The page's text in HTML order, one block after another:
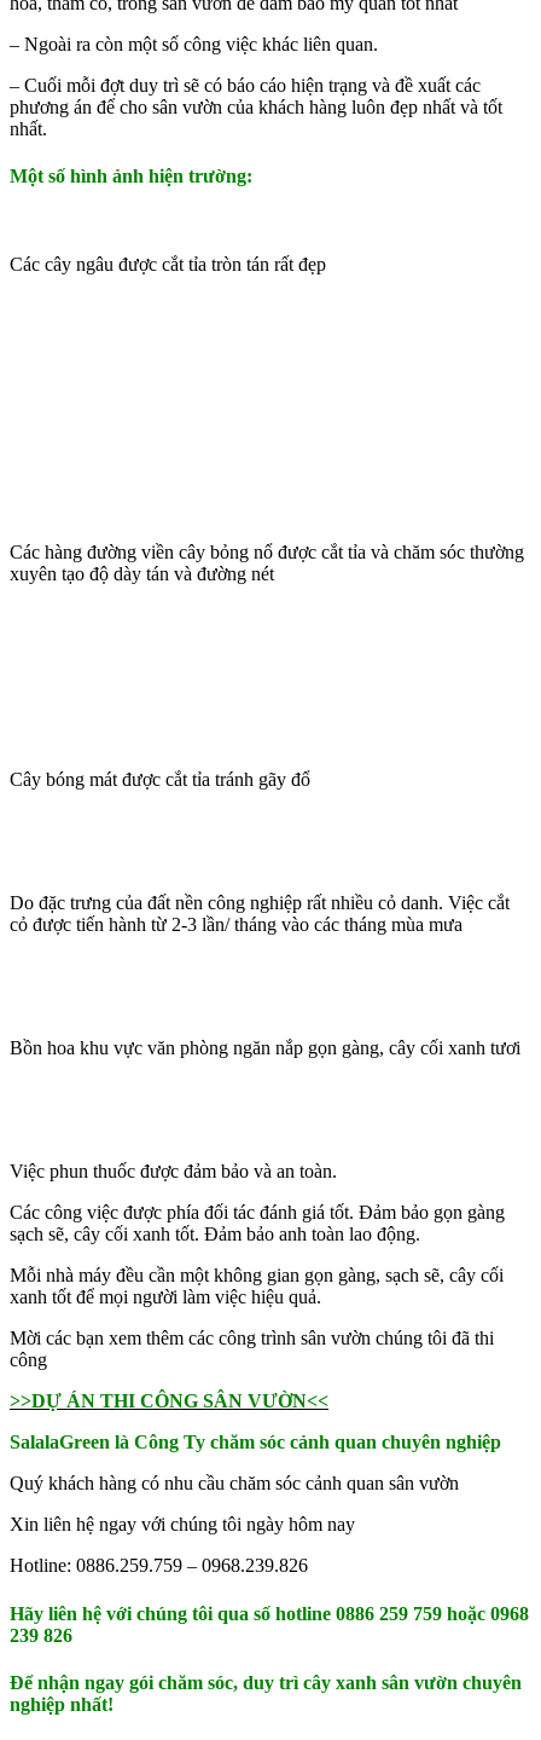
– Ngoài ra còn một số công việc khác liên quan.
– Cuối mỗi đợt duy trì sẽ có báo cáo hiện trạng và đề xuất các
phương án để cho sân vườn của khách hàng luôn đẹp nhất và tốt
nhất.
Một số hình ảnh hiện trường:
Các cây ngâu được cắt tỉa tròn tán rất đẹp
Các hàng đường viền cây bỏng nổ được cắt tỉa và chăm sóc thường
xuyên tạo độ dày tán và đường nét
Cây bóng mát được cắt tỉa tránh gãy đổ
Do đặc trưng của đất nền công nghiệp rất nhiều cỏ danh. Việc cắt
cỏ được tiến hành từ 2-3 lần/ tháng vào các tháng mùa mưa
Bồn hoa khu vực văn phòng ngăn nắp gọn gàng, cây cối xanh tươi
Việc phun thuốc được đảm bảo và an toàn.
Các công việc được phía đối tác đánh giá tốt. Đảm bảo gọn gàng
sạch sẽ, cây cối xanh tốt. Đảm bảo anh toàn lao động.
Mỗi nhà máy đều cần một không gian gọn gàng, sạch sẽ, cây cối
xanh tốt để mọi người làm việc hiệu quả.
Mời các bạn xem thêm các công trình sân vườn chúng tôi đã thi
công
>>DỰ ÁN THI CÔNG SÂN VƯỜN<<
SalalaGreen là Công Ty chăm sóc cảnh quan chuyên nghiệp
Quý khách hàng có nhu cầu chăm sóc cảnh quan sân vườn
Xin liên hệ ngay với chúng tôi ngày hôm nay
Hotline: 0886.259.759 – 0968.239.826
Hãy liên hệ với chúng tôi qua số hotline 0886 259 759 hoặc 0968
239 826
Để nhận ngay gói chăm sóc, duy trì cây xanh sân vườn chuyên
nghiệp nhất!